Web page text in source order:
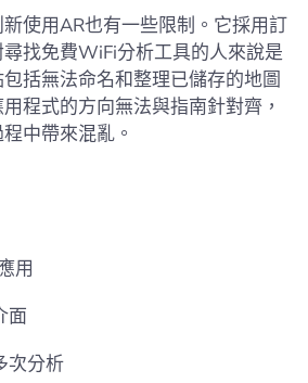
使用AR也有一些限制。它採用訂
找免費WiFi分析工具的人來說是
括無法命名和整理已儲存的地圖
程式的方向無法與指南針對齊，
中帶來混亂。
用
面
次分析